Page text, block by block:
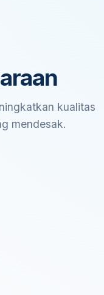
kualitas
mendesak.